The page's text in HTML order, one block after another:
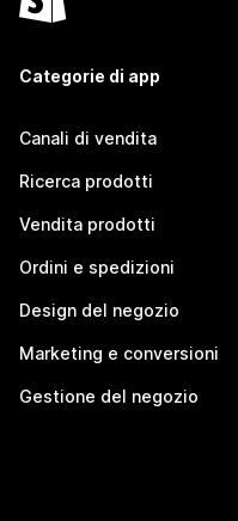
Categorie di app
Canali di vendita
Ricerca prodotti
Vendita prodotti
Ordini e spedizioni
Design del negozio
Marketing e conversioni
Gestione del negozio